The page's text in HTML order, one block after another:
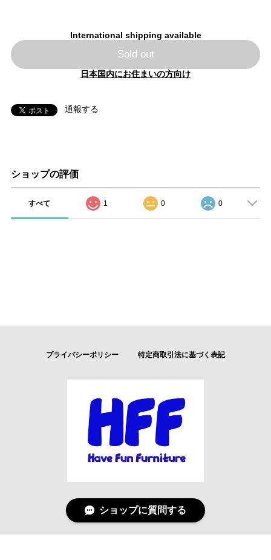
International shipping available
Sold out
日本国内にお住まいの方向け
通報する
ショップの評価
すべて 1 0 0
プライバシーポリシー 特定商取引法に基づく表記
ショップに質問する